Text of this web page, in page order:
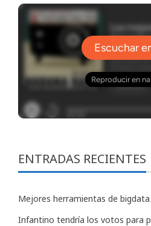
ENTRADAS RECIENTES
Mejores herramientas de
Infantino tendría los votos para